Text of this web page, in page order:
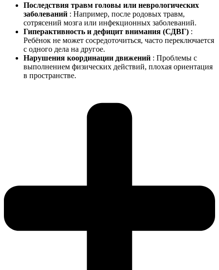
Последствия травм головы или неврологических
заболеваний : Например, после родовых травм,
сотрясений мозга или инфекционных заболеваний.
Гиперактивность и дефицит внимания (СДВГ) :
Ребёнок не может сосредоточиться, часто переключается
с одного дела на другое.
Нарушения координации движений : Проблемы с
выполнением физических действий, плохая ориентация
в пространстве.